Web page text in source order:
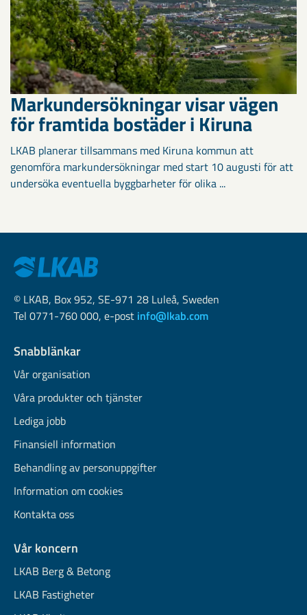
Markundersökningar visar vägen
för framtida bostäder i Kiruna
LKAB planerar tillsammans med Kiruna kommun att
genomföra markundersökningar med start 10 augusti för att
undersöka eventuella byggbarheter för olika ...
© LKAB, Box 952, SE-971 28 Luleå, Sweden
Tel 0771-760 000, e-post info@lkab.com
Snabblänkar
Vår organisation
Våra produkter och tjänster
Lediga jobb
Finansiell information
Behandling av personuppgifter
Information om cookies
Kontakta oss
Vår koncern
LKAB Berg & Betong
LKAB Fastigheter